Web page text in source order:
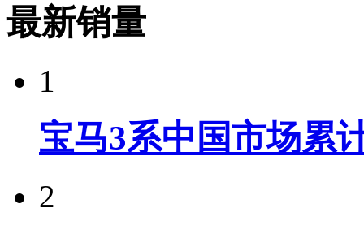
最新销量
1
宝马3系中国市场累
2